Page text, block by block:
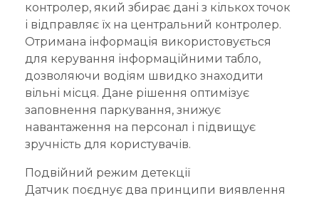
контролер, який збирає дані з кількох точок
і відправляє їх на центральний контролер.
Отримана інформація використовується
для керування інформаційними табло,
дозволяючи водіям швидко знаходити
вільні місця. Дане рішення оптимізує
заповнення паркування, знижує
навантаження на персонал і підвищує
зручність для користувачів.
Подвійний режим детекції
Датчик поєднує два принципи виявлення